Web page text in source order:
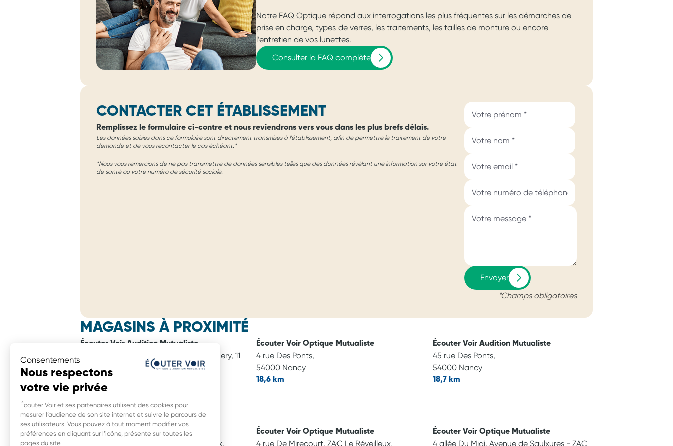
Consentements
Nous respectons
votre vie privée
Écouter Voir et ses partenaires utilisent des cookies pour
mesurer l’audience de son site internet et suivre le parcours de
ses utilisateurs. Vous pouvez à tout moment modifier vos
préférences en cliquant sur l’icône, présente sur toutes les
pages du site.
Notre FAQ Optique répond aux interrogations les plus fréquentes sur les démarches de
prise en charge, types de verres, les traitements, les tailles de monture ou encore
l’entretien de vos lunettes.
Consulter la FAQ complète
CONTACTER CET ÉTABLISSEMENT
Remplissez le formulaire ci-contre et nous reviendrons vers vous dans les plus brefs délais.
Les données saisies dans ce formulaire sont directement transmises à l'établissement, afin de permettre le traitement de votre
demande et de vous recontacter le cas échéant.*
*Nous vous remercions de ne pas transmettre de données sensibles telles que des données révélant une information sur votre état
de santé ou votre numéro de sécurité sociale.
Envoyer
*Champs obligatoires
MAGASINS À PROXIMITÉ
Écouter Voir Audition Mutualiste
zone d'activité commerciale Du Jonchery, 11
rue de la Haye Plaisante,
54200 Dommartin Les Toul
0,0 km
Écouter Voir Optique Mutualiste
4 rue Des Ponts,
54000 Nancy
18,6 km
Écouter Voir Audition Mutualiste
45 rue Des Ponts,
54000 Nancy
18,7 km
Écouter Voir Audition Mutualiste
4 route De Mirecourt, ZAC Le Réveilleux,
Écouter Voir Optique Mutualiste
4 rue De Mirecourt, ZAC Le Réveilleux,
Écouter Voir Optique Mutualiste
4 allée Du Midi, Avenue de Saulxures - ZAC